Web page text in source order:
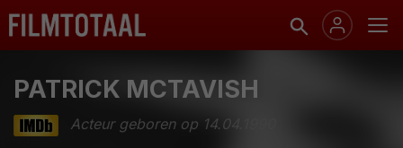
PATRICK MCTAVISH
Acteur geboren op 14.04.1990